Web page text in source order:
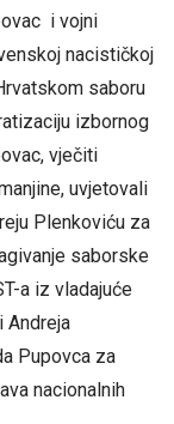
i vojni
nacističkoj
saboru
izbornog
vječiti
uvjetovali
Plenkoviću za
saborske
a iz vladajuće
Andreja
Pupovca za
nacionalnih